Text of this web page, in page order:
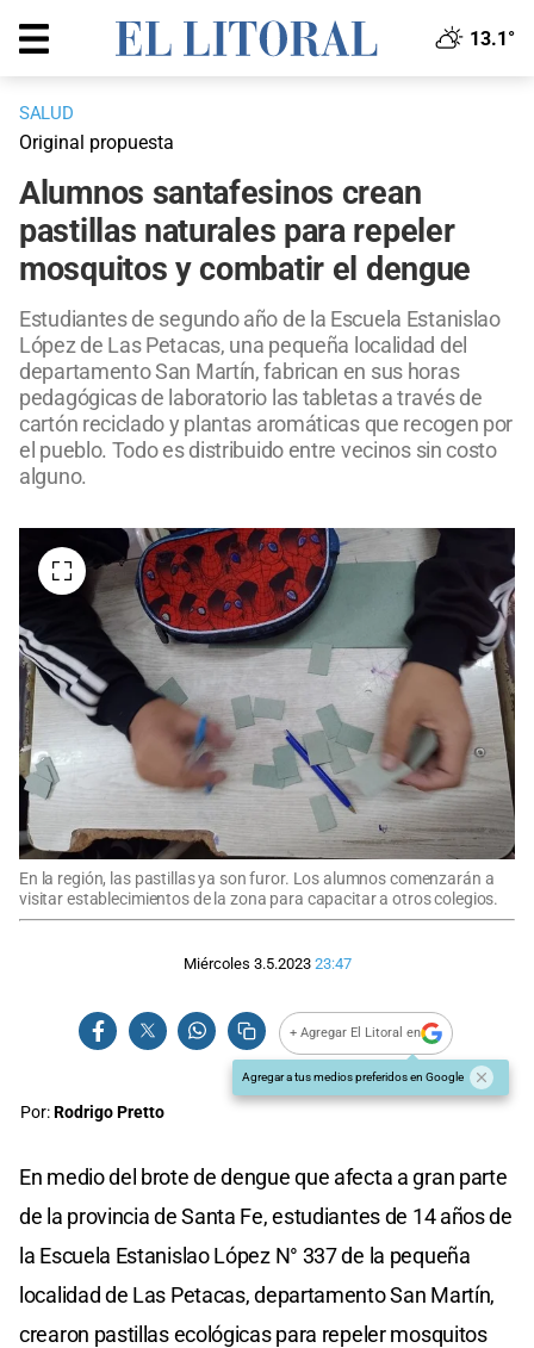
13.1°
SALUD
Original propuesta
Alumnos santafesinos crean
pastillas naturales para repeler
mosquitos y combatir el dengue
Estudiantes de segundo año de la Escuela Estanislao
López de Las Petacas, una pequeña localidad del
departamento San Martín, fabrican en sus horas
pedagógicas de laboratorio las tabletas a través de
cartón reciclado y plantas aromáticas que recogen por
el pueblo. Todo es distribuido entre vecinos sin costo
alguno.
En la región, las pastillas ya son furor. Los alumnos comenzarán a
visitar establecimientos de la zona para capacitar a otros colegios.
Miércoles 3.5.2023 23:47
+ Agregar El Litoral en
Agregar a tus medios preferidos en Google
Por:Rodrigo Pretto
En medio del brote de dengue que afecta a gran parte
de la provincia de Santa Fe, estudiantes de 14 años de
la Escuela Estanislao López N° 337 de la pequeña
localidad de Las Petacas, departamento San Martín,
crearon pastillas ecológicas para repeler mosquitos